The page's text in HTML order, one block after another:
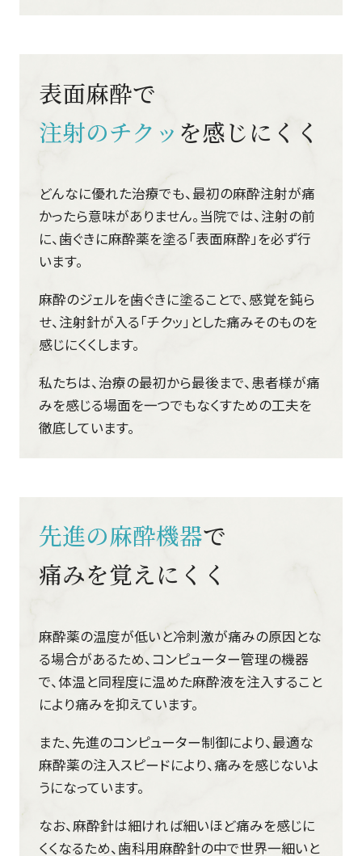
表面麻酔で
注射のチクッ を感じにくく
どんなに優れた治療でも、最初の麻酔注射が痛
かったら意味がありません。当院では、注射の前
に、歯ぐきに麻酔薬を塗る「表面麻酔」を必ず行
います。
麻酔のジェルを歯ぐきに塗ることで、感覚を鈍ら
せ、注射針が入る「チクッ」とした痛みそのものを
感じにくくします。
私たちは、治療の最初から最後まで、患者様が痛
みを感じる場面を一つでもなくすための工夫を
徹底しています。
先進の麻酔機器で
痛みを覚えにくく
麻酔薬の温度が低いと冷刺激が痛みの原因とな
る場合があるため、コンピューター管理の機器
で、体温と同程度に温めた麻酔液を注入すること
により痛みを抑えています。
また、先進のコンピューター制御により、最適な
麻酔薬の注入スピードにより、痛みを感じないよ
うになっています。
なお、麻酔針は細ければ細いほど痛みを感じに
くくなるため、歯科用麻酔針の中で世界一細いと